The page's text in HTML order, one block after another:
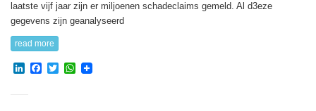
laatste vijf jaar zijn er miljoenen schadeclaims gemeld. Al d3eze
gegevens zijn geanalyseerd
read more
LinkedIn
Facebook
TwitterWhatsApp